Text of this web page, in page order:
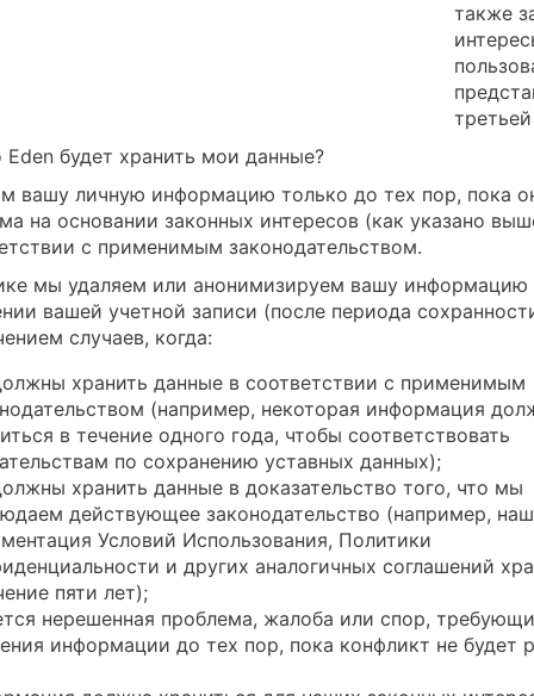
также
Eden будет хранить мои данные?
вашу личную информацию только до тех пор, пока
на основании законных интересов (как указано
с применимым законодательством.
мы удаляем или анонимизируем вашу информацию
вашей учетной записи (после периода
случаев, когда:
хранить данные в соответствии с применимым
(например, некоторая информация
в течение одного года, чтобы соответствовать
по сохранению уставных данных);
хранить данные в доказательство того, что мы
действующее законодательство (например,
Условий Использования, Политики
и других аналогичных соглашений
пяти лет);
нерешенная проблема, жалоба или спор,
информации до тех пор, пока конфликт не будет